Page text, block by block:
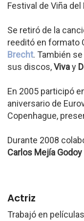
Festival de Viña del
Se retiró de la
reeditó en formato
Brecht. También
sus discos,Vivay
En 2005 participó
aniversario de
Copenhague,
Durante 2008
Carlos Mejía Godoy
Actriz
Trabajó en